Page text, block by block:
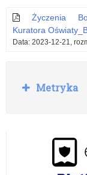
Życzenia
Kuratora
Data: 2023-12-21,
R
o
Metryka